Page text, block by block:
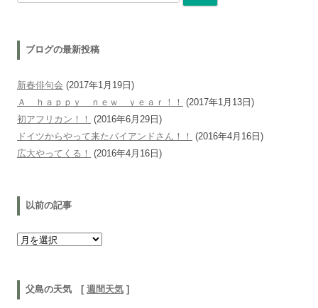
ブログの最新投稿
新春俳句会 (2017年1月19日)
Ａ ｈａｐｐｙ ｎｅｗ ｙｅａｒ！！
(2017年1月13日)
初アフリカン！！
(2016年6月29日)
ドイツからやって来たバイアンドさん！！
(2016年4月16日)
広大やってくる！
(2016年4月16日)
以前の記事
以前の記事
父島の天気 [ 週間天気 ]